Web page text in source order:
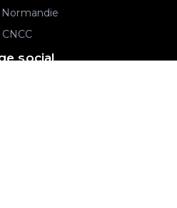
Normandie
CNCC
social